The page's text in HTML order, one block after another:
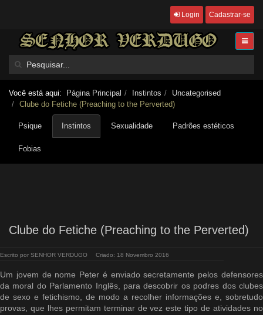
Login Cadastrar-se
Você está aqui: Página Principal Instintos
Uncategorised
Clube do Fetiche (Preaching to the Perverted)
Psique Instintos Sexualidade Padrões estéticos
Fobias
Clube do Fetiche (Preaching to the Perverted)
Escrito por SENHOR VERDUGO Criado: 18 Novembro 2016
Um jovem de nome Peter é enviado secretamente pelos defensores
da moral do Parlamento Inglês, para descobrir os podres dos clubes
de sexo e fetichismo, de modo a recolher informações e, sobretudo
provas, que lhes permitam terminar de vez este tipo de atividades no